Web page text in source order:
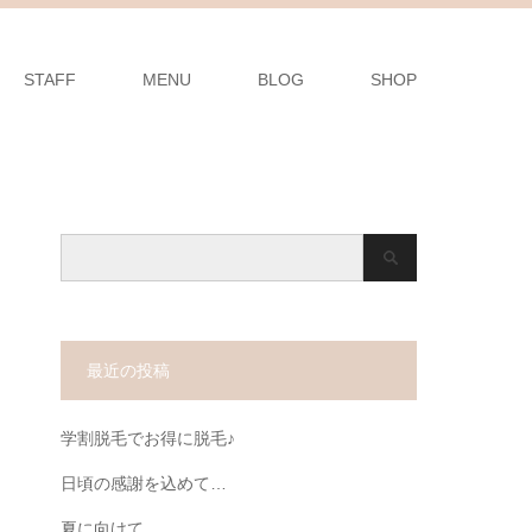
STAFF MENU BLOG SHOP
最近の投稿
学割脱毛でお得に脱毛♪
日頃の感謝を込めて…